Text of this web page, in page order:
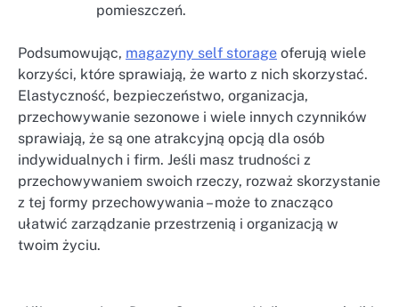
pomieszczeń.
Podsumowując, magazyny self storage oferują wiele
korzyści, które sprawiają, że warto z nich skorzystać.
Elastyczność, bezpieczeństwo, organizacja,
przechowywanie sezonowe i wiele innych czynników
sprawiają, że są one atrakcyjną opcją dla osób
indywidualnych i firm. Jeśli masz trudności z
przechowywaniem swoich rzeczy, rozważ skorzystanie
z tej formy przechowywania – może to znacząco
ułatwić zarządzanie przestrzenią i organizacją w
twoim życiu.